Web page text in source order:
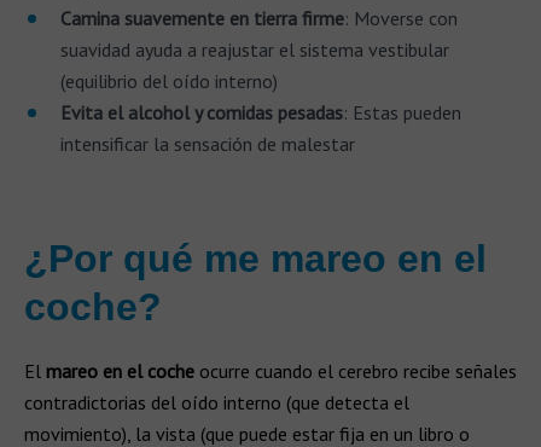
Camina suavemente en tierra firme: Moverse con
suavidad ayuda a reajustar el sistema vestibular
(equilibrio del oído interno)
Evita el alcohol y comidas pesadas: Estas pueden
intensificar la sensación de malestar
¿Por qué me mareo en el
coche?
El mareo en el coche ocurre cuando el cerebro recibe señales
contradictorias del oído interno (que detecta el
movimiento), la vista (que puede estar fija en un libro o